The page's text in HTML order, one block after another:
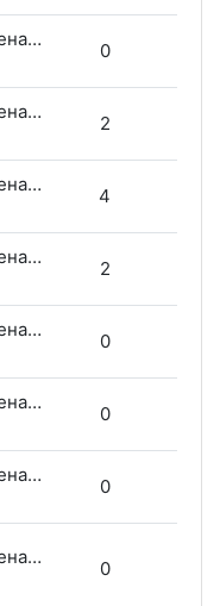
Лапшева Елена Евгеньевна
0
Лапшева Елена Евгеньевна
2
Лапшева Елена Евгеньевна
4
Лапшева Елена Евгеньевна
2
Лапшева Елена Евгеньевна
0
Лапшева Елена Евгеньевна
0
Лапшева Елена Евгеньевна
0
Лапшева Елена Евгеньевна
0